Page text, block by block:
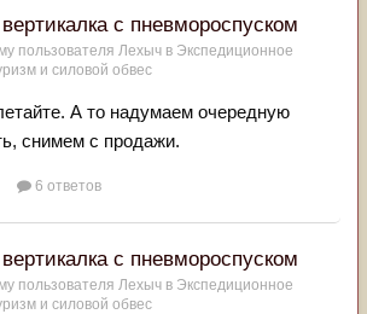
с пневмороспуском
пользователя Лехыч в Экспедиционное
и силовой обвес
А то надумаем очередную
снимем с продажи.
6 ответов
с пневмороспуском
пользователя Лехыч в Экспедиционное
и силовой обвес